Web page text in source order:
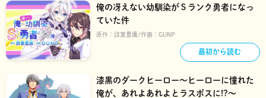
俺の冴えない幼馴染がＳランク勇者になっ
ていた件
原作： 詩葉豊庸 作画： GUNP
最初から読む
漆黒のダークヒーロー～ヒーローに憧れた
俺が、あれよあれよとラスボスに!?～